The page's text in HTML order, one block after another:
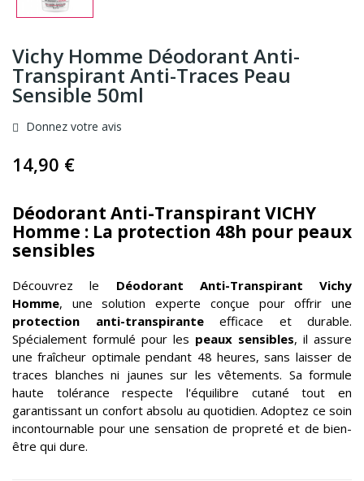
Vichy Homme Déodorant Anti-
Transpirant Anti-Traces Peau
Sensible 50ml
Donnez votre avis
14,90 €
Déodorant Anti-Transpirant VICHY
Homme : La protection 48h pour peaux
sensibles
Découvrez le Déodorant Anti-Transpirant
Vichy
Homme, une solution experte conçue pour offrir une
protection anti-transpiranteefficace et durable.
Spécialement formulé pour les peaux sensibles, il assure
une fraîcheur optimale pendant 48 heures, sans laisser de
traces blanches ni jaunes sur les vêtements. Sa formule
haute tolérance respecte l'équilibre cutané tout en
garantissant un confort absolu au quotidien. Adoptez ce soin
incontournable pour une sensation de propreté et de bien-
être qui dure.